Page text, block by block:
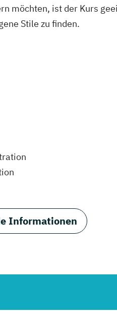
möchten, ist der Kurs
Stile zu finden.
Informationen